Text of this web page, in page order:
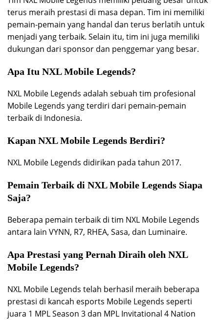
terus meraih prestasi di masa depan. Tim ini memiliki
pemain-pemain yang handal dan terus berlatih untuk
menjadi yang terbaik. Selain itu, tim ini juga memiliki
dukungan dari sponsor dan penggemar yang besar.
Apa Itu NXL Mobile Legends?
NXL Mobile Legends adalah sebuah tim profesional
Mobile Legends yang terdiri dari pemain-pemain
terbaik di Indonesia.
Kapan NXL Mobile Legends Berdiri?
NXL Mobile Legends didirikan pada tahun 2017.
Pemain Terbaik di NXL Mobile Legends Siapa
Saja?
Beberapa pemain terbaik di tim NXL Mobile Legends
antara lain VYNN, R7, RHEA, Sasa, dan Luminaire.
Apa Prestasi yang Pernah Diraih oleh NXL
Mobile Legends?
NXL Mobile Legends telah berhasil meraih beberapa
prestasi di kancah esports Mobile Legends seperti
juara 1 MPL Season 3 dan MPL Invitational 4 Nation